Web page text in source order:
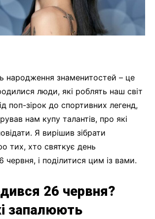
народження знаменитостей – це
люди, які роблять наш світ
поп-зірок до спортивних легенд,
нам купу талантів, про які
Я вирішив зібрати
тих, хто святкує день
червня, і поділитися цим із вами.
26 червня?
запалюють